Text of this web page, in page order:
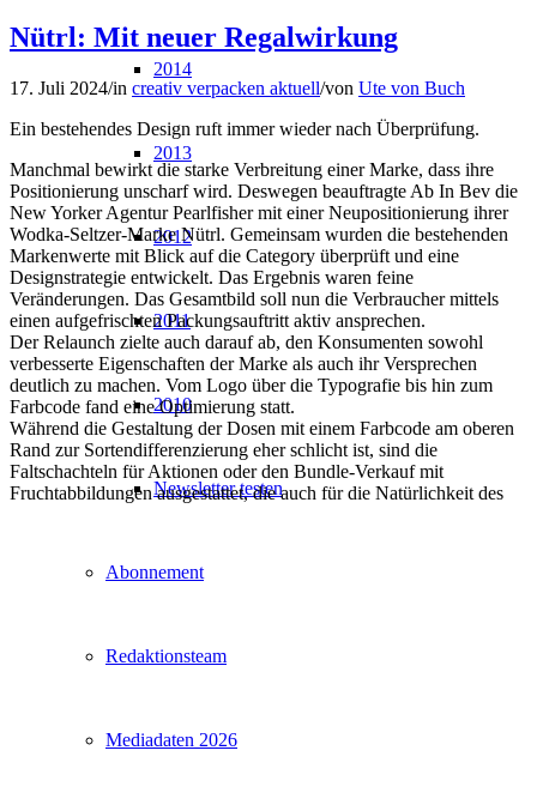
2014
2013
2012
2011
2010
Newsletter testen
Abonnement
Redaktionsteam
Mediadaten 2026
Nütrl: Mit neuer Regalwirkung
17. Juli 2024/in creativ verpacken aktuell/von Ute von Buch
Ein bestehendes Design ruft immer wieder nach Überprüfung.
Manchmal bewirkt die starke Verbreitung einer Marke, dass ihre
Positionierung unscharf wird. Deswegen beauftragte Ab In Bev die
New Yorker Agentur Pearlfisher mit einer Neupositionierung ihrer
Wodka-Seltzer-Marke Nütrl. Gemeinsam wurden die bestehenden
Markenwerte mit Blick auf die Category überprüft und eine
Designstrategie entwickelt. Das Ergebnis waren feine
Veränderungen. Das Gesamtbild soll nun die Verbraucher mittels
einen aufgefrischten Packungsauftritt aktiv ansprechen.
Der Relaunch zielte auch darauf ab, den Konsumenten sowohl
verbesserte Eigenschaften der Marke als auch ihr Versprechen
deutlich zu machen. Vom Logo über die Typografie bis hin zum
Farbcode fand eine Optimierung statt.
Während die Gestaltung der Dosen mit einem Farbcode am oberen
Rand zur Sortendifferenzierung eher schlicht ist, sind die
Faltschachteln für Aktionen oder den Bundle-Verkauf mit
Fruchtabbildungen ausgestattet, die auch für die Natürlichkeit des